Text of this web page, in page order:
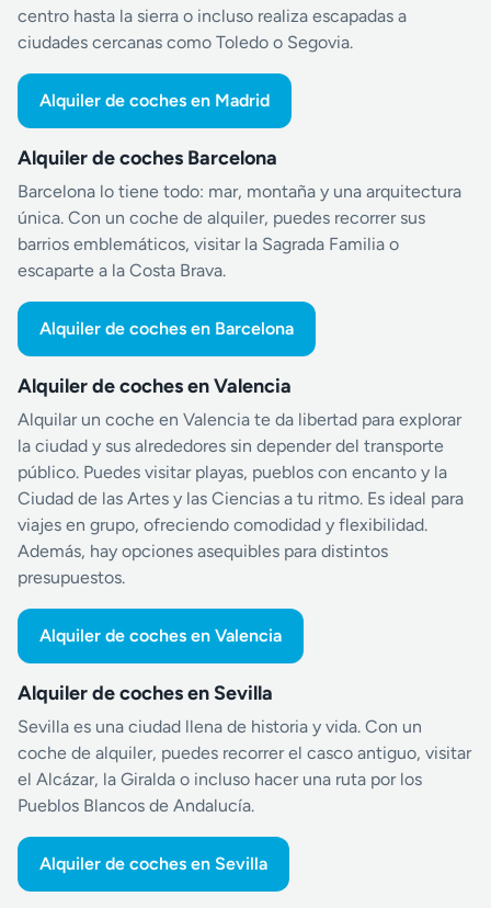
centro hasta la sierra o incluso realiza escapadas a
ciudades cercanas como Toledo o Segovia.
Alquiler de coches en Madrid
Alquiler de coches Barcelona
Barcelona lo tiene todo: mar, montaña y una arquitectura
única. Con un coche de alquiler, puedes recorrer sus
barrios emblemáticos, visitar la Sagrada Familia o
escaparte a la Costa Brava.
Alquiler de coches en Barcelona
Alquiler de coches en Valencia
Alquilar un coche en Valencia te da libertad para explorar
la ciudad y sus alrededores sin depender del transporte
público. Puedes visitar playas, pueblos con encanto y la
Ciudad de las Artes y las Ciencias a tu ritmo. Es ideal para
viajes en grupo, ofreciendo comodidad y flexibilidad.
Además, hay opciones asequibles para distintos
presupuestos.
Alquiler de coches en Valencia
Alquiler de coches en Sevilla
Sevilla es una ciudad llena de historia y vida. Con un
coche de alquiler, puedes recorrer el casco antiguo, visitar
el Alcázar, la Giralda o incluso hacer una ruta por los
Pueblos Blancos de Andalucía.
Alquiler de coches en Sevilla